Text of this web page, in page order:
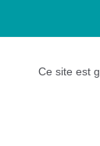
Ce site est